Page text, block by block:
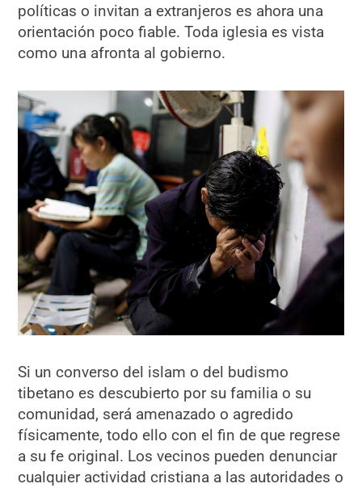
políticas o invitan a extranjeros es ahora una
orientación poco fiable. Toda iglesia es vista
como una afronta al gobierno.
Si un converso del islam o del budismo
tibetano es descubierto por su familia o su
comunidad, será amenazado o agredido
físicamente, todo ello con el fin de que regrese
a su fe original. Los vecinos pueden denunciar
cualquier actividad cristiana a las autoridades o